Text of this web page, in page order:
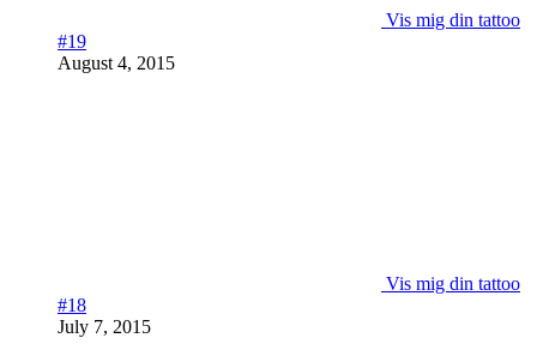
Vis mig din tattoo
#19
August 4, 2015
Vis mig din tattoo
#18
July 7, 2015